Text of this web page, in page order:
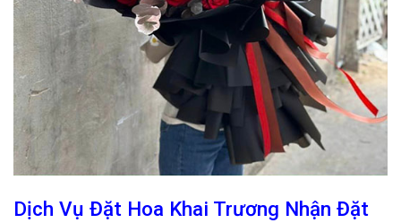
Dịch Vụ Đặt Hoa Khai Trương Nhận Đặt